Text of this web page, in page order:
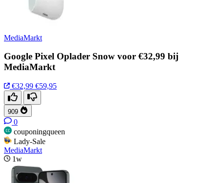
MediaMarkt
Google Pixel Oplader Snow voor €32,99 bij
MediaMarkt
€32,99 €59,95
909
0
couponingqueen
Lady-Sale
MediaMarkt
1w